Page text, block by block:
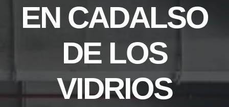
EN CADALSO
DE LOS
VIDRIOS